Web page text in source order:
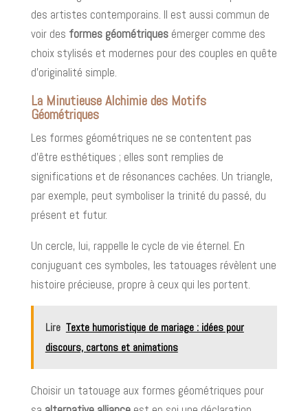
des artistes contemporains. Il est aussi commun de
voir des formes géométriquesémerger comme des
choix stylisés et modernes pour des couples en quête
d’originalité simple.
La Minutieuse Alchimie des Motifs
Géométriques
Les formes géométriques ne se contentent pas
d'être esthétiques ; elles sont remplies de
significations et de résonances cachées. Un triangle,
par exemple, peut symboliser la trinité du passé, du
présent et futur.
Un cercle, lui, rappelle le cycle de vie éternel. En
conjuguant ces symboles, les tatouages révèlent une
histoire précieuse, propre à ceux qui les portent.
Lire Texte humoristique de mariage : idées pour
discours, cartons et animations
Choisir un tatouage aux formes géométriques pour